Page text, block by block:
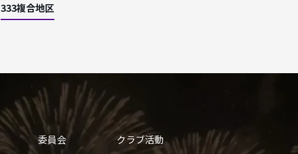
333複合地区
委員会 クラブ活動